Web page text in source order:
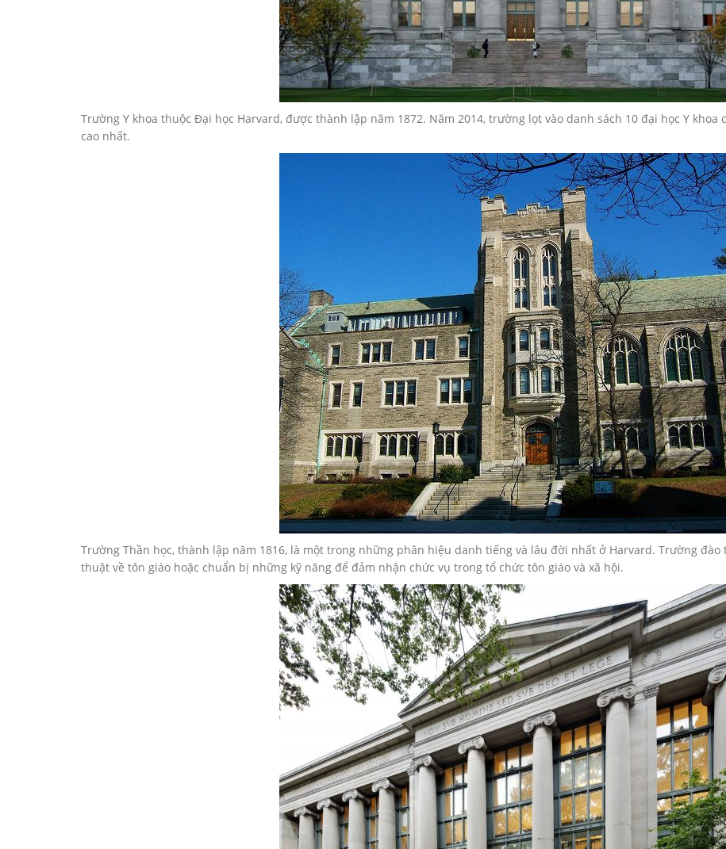
Trường Y khoa thuộc Đại học Harvard, được thành lập năm 1872. Năm 2014, trường lọt vào danh sách 10 đại học Y
cao nhất.
Trường Thần học, thành lập năm 1816, là một trong những phân hiệu danh tiếng và lâu đời nhất ở Harvard. Trường
thuật về tôn giáo hoặc chuẩn bị những kỹ năng để đảm nhận chức vụ trong tổ chức tôn giáo và xã hội.